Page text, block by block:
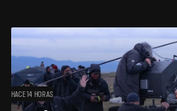
HACE 14 HORAS